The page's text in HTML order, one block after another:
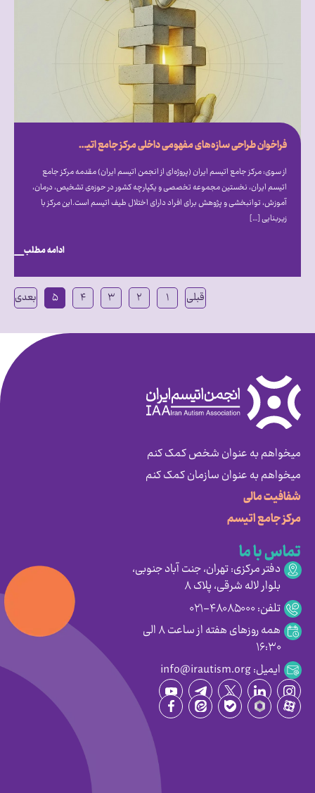
فراخوان طراحی سازه‌های مفهومی داخلی مرکز جامع اتیسم ایران روایتی از امید، تفاوت و درک متقابل
از سوی: مرکز جامع اتیسم ایران (پروژه‌ای از انجمن اتیسم ایران) مقدمه مرکز جامع
اتیسم ایران، نخستین مجموعه تخصصی و یکپارچه کشور در حوزه‌ی تشخیص، درمان،
آموزش، توانبخشی و پژوهش برای افراد دارای اختلال طیف اتیسم است.این مرکز با
زیربنایی […]
ادامه مطلب
قبلی ۱ ۲ ۳ ۴ ۵ بعدی
میخواهم به عنوان شخص کمک کنم
میخواهم به عنوان سازمان کمک کنم
شفافیت مالی
مرکز جامع اتیسم
تماس با ما
دفتر مرکزی: تهران، جنت آباد جنوبی،
بلوار لاله شرقی، پلاک ۸
تلفن: ۴۸۰۸۵۰۰۰-۰۲۱
همه روزهای هفته از ساعت ۸ الی
۱۶:۳۰
ایمیل: info@irautism.org